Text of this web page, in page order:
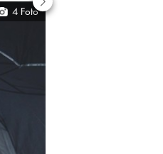
4 Foto